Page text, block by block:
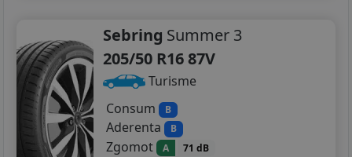
205/40R18
215/45R18
225/40R18
Sebring Summer 3
205/50 R16 87V
Turisme
Consum
B
Aderenta B
Zgomot A 71 dB